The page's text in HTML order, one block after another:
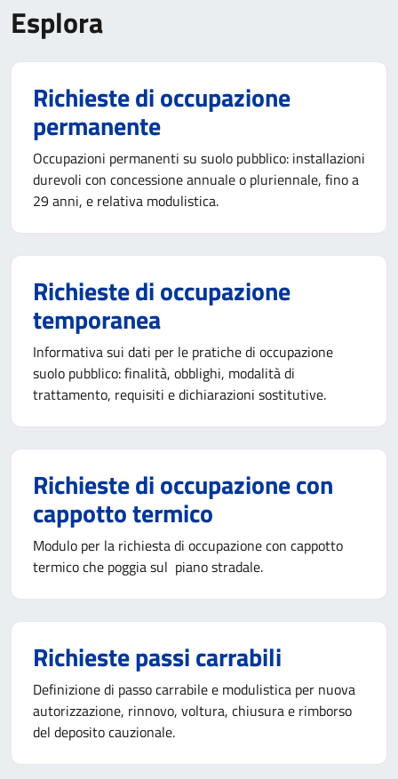
Esplora
Richieste di occupazione
permanente
Occupazioni permanenti su suolo pubblico: installazioni
durevoli con concessione annuale o pluriennale, fino a
29 anni, e relativa modulistica.
Richieste di occupazione
temporanea
Informativa sui dati per le pratiche di occupazione
suolo pubblico: finalità, obblighi, modalità di
trattamento, requisiti e dichiarazioni sostitutive.
Richieste di occupazione con
cappotto termico
Modulo per la richiesta di occupazione con cappotto
termico che poggia sul piano stradale.
Richieste passi carrabili
Definizione di passo carrabile e modulistica per nuova
autorizzazione, rinnovo, voltura, chiusura e rimborso
del deposito cauzionale.